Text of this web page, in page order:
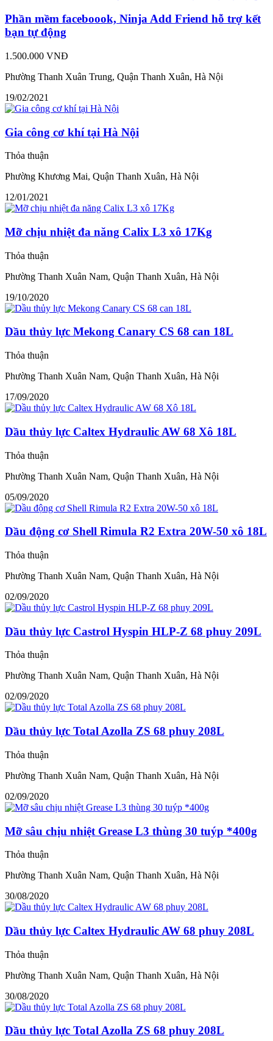
Phần mềm faceboook, Ninja Add Friend hỗ trợ kết
bạn tự động
1.500.000 VNĐ
Phường Thanh Xuân Trung, Quận Thanh Xuân, Hà Nội
19/02/2021
Gia công cơ khí tại Hà Nội
Thỏa thuận
Phường Khương Mai, Quận Thanh Xuân, Hà Nội
12/01/2021
Mỡ chịu nhiệt đa năng Calix L3 xô 17Kg
Thỏa thuận
Phường Thanh Xuân Nam, Quận Thanh Xuân, Hà Nội
19/10/2020
Dầu thủy lực Mekong Canary CS 68 can 18L
Thỏa thuận
Phường Thanh Xuân Nam, Quận Thanh Xuân, Hà Nội
17/09/2020
Dầu thủy lực Caltex Hydraulic AW 68 Xô 18L
Thỏa thuận
Phường Thanh Xuân Nam, Quận Thanh Xuân, Hà Nội
05/09/2020
Dầu động cơ Shell Rimula R2 Extra 20W-50 xô 18L
Thỏa thuận
Phường Thanh Xuân Nam, Quận Thanh Xuân, Hà Nội
02/09/2020
Dầu thủy lực Castrol Hyspin HLP-Z 68 phuy 209L
Thỏa thuận
Phường Thanh Xuân Nam, Quận Thanh Xuân, Hà Nội
02/09/2020
Dầu thủy lực Total Azolla ZS 68 phuy 208L
Thỏa thuận
Phường Thanh Xuân Nam, Quận Thanh Xuân, Hà Nội
02/09/2020
Mỡ sâu chịu nhiệt Grease L3 thùng 30 tuýp *400g
Thỏa thuận
Phường Thanh Xuân Nam, Quận Thanh Xuân, Hà Nội
30/08/2020
Dầu thủy lực Caltex Hydraulic AW 68 phuy 208L
Thỏa thuận
Phường Thanh Xuân Nam, Quận Thanh Xuân, Hà Nội
30/08/2020
Dầu thủy lực Total Azolla ZS 68 phuy 208L